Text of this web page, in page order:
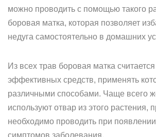
можно проводить с помощью такого
боровая матка, которая позволяет
недуга самостоятельно в домашних
Из всех трав боровая матка
эффективных средств, применять
различными способами. Чаще всего
используют отвар из этого растения,
необходимо проводить при
симптомов заболевания.